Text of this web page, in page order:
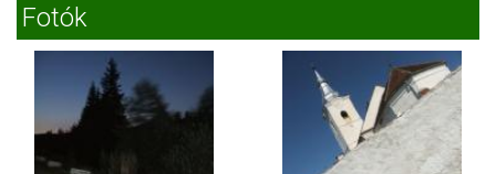
Fotók